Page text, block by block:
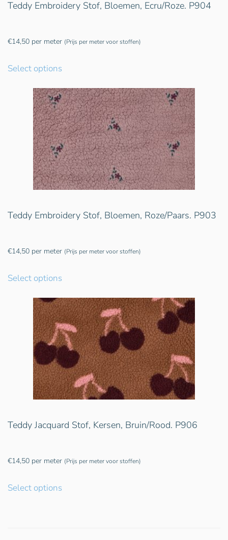
Teddy Embroidery Stof, Bloemen, Ecru/Roze. P904
€14,50 per meter (Prijs per meter voor stoffen)
Select options
Teddy Embroidery Stof, Bloemen, Roze/Paars. P903
€14,50 per meter (Prijs per meter voor stoffen)
Select options
Teddy Jacquard Stof, Kersen, Bruin/Rood. P906
€14,50 per meter (Prijs per meter voor stoffen)
Select options